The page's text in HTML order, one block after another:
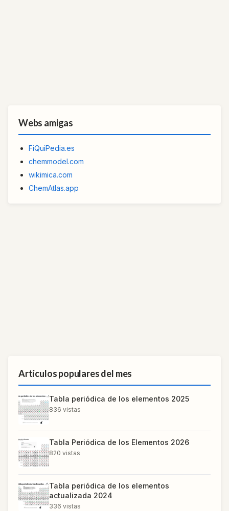
Webs amigas
FiQuiPedia.es
chemmodel.com
wikimica.com
ChemAtlas.app
Artículos populares del mes
Tabla periódica de los elementos 2025
836 vistas
Tabla Periódica de los Elementos 2026
820 vistas
Tabla periódica de los elementos
actualizada 2024
336 vistas